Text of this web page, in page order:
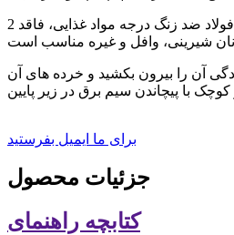
2 توستر برش با شکاف های بسیار عریض و بلند: ساخته شده از فولاد ضد زنگ درجه مواد غذایی، فاقد BPA است و تجربه آشپزی ایمن را فراهم می کند.طراحی عایق حرارتی در اطراف بدنه توستر کوچک برای
آن را بیرون بکشید و خرده های آن
با پیچاندن سیم برق در زیر پایین
برای ما ایمیل بفرستید
جزئیات محصول
کتابچه راهنمای